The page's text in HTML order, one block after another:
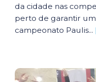
da cidade nas
perto de garantir
campeonato Paulis...